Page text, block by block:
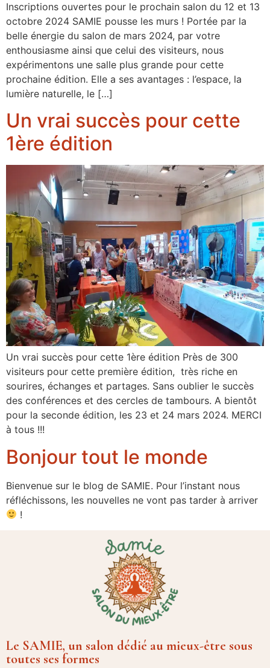
Inscriptions ouvertes pour le prochain salon du 12 et 13
octobre 2024 SAMIE pousse les murs ! Portée par la
belle énergie du salon de mars 2024, par votre
enthousiasme ainsi que celui des visiteurs, nous
expérimentons une salle plus grande pour cette
prochaine édition. Elle a ses avantages : l’espace, la
lumière naturelle, le […]
Un vrai succès pour cette
1ère édition
Un vrai succès pour cette 1ère édition Près de 300
visiteurs pour cette première édition, très riche en
sourires, échanges et partages. Sans oublier le succès
des conférences et des cercles de tambours. A bientôt
pour la seconde édition, les 23 et 24 mars 2024. MERCI
à tous !!!
Bonjour tout le monde
Bienvenue sur le blog de SAMIE. Pour l’instant nous
réfléchissons, les nouvelles ne vont pas tarder à arriver
!
Le SAMIE, un salon dédié au mieux-être sous
toutes ses formes